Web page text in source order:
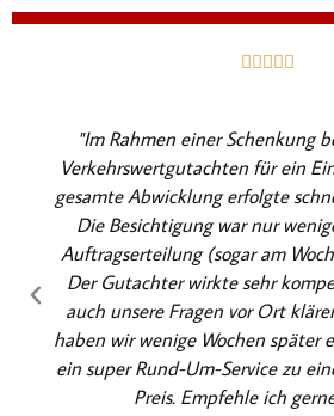
    B
e
r
t
e
t
m
i
t
5
v
"Im Rahmen einer Schenkung
Verkehrswertgutachten für ein
gesamte Abwicklung erfolgte
Die Besichtigung war nur
Auftragserteilung (sogar am
Der Gutachter wirkte sehr
auch unsere Fragen vor Ort
haben wir wenige Wochen später
ein super Rund-Um-Service zu
Preis. Empfehle ich